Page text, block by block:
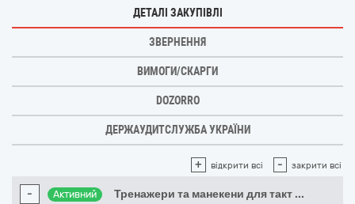
ДЕТАЛІ ЗАКУПІВЛІ
ЗВЕРНЕННЯ
ВИМОГИ/СКАРГИ
DOZORRO
ДЕРЖАУДИТСЛУЖБА УКРАЇНИ
+ відкрити всі - закрити всі
- Активний Тренажери та манекени для такт ...